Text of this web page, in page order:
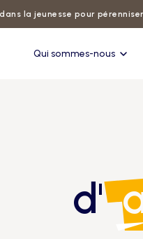
dans la jeunesse pour
Qui sommes-nous
d'